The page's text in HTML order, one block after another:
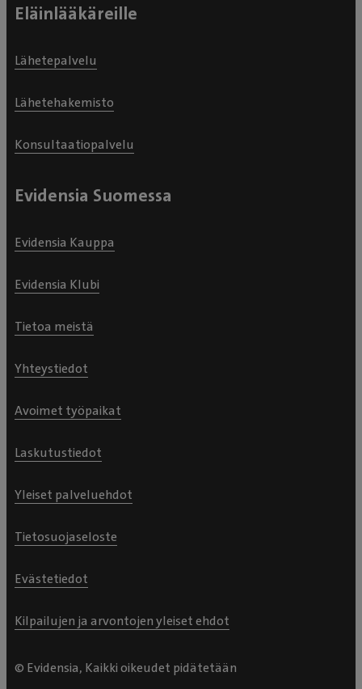
Eläinlääkäreille
Lähetepalvelu
Lähetehakemisto
Konsultaatiopalvelu
Evidensia Suomessa
Evidensia Kauppa
Evidensia Klubi
Tietoa meistä
Yhteystiedot
Avoimet työpaikat
Laskutustiedot
Yleiset palveluehdot
Tietosuojaseloste
Evästetiedot
Kilpailujen ja arvontojen yleiset ehdot
© Evidensia, Kaikki oikeudet pidätetään